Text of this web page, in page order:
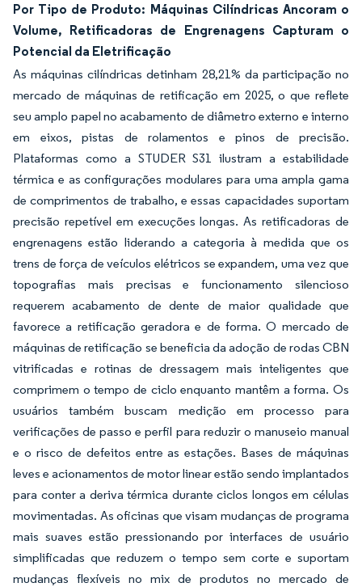
Por Tipo de Produto: Máquinas Cilíndricas Ancoram o
Volume, Retificadoras de Engrenagens Capturam o
Potencial da Eletrificação
As máquinas cilíndricas detinham 28,21% da participação no
mercado de máquinas de retificação em 2025, o que reflete
seu amplo papel no acabamento de diâmetro externo e interno
em eixos, pistas de rolamentos e pinos de precisão.
Plataformas como a STUDER S31 ilustram a estabilidade
térmica e as configurações modulares para uma ampla gama
de comprimentos de trabalho, e essas capacidades suportam
precisão repetível em execuções longas. As retificadoras de
engrenagens estão liderando a categoria à medida que os
trens de força de veículos elétricos se expandem, uma vez que
topografias mais precisas e funcionamento silencioso
requerem acabamento de dente de maior qualidade que
favorece a retificação geradora e de forma. O mercado de
máquinas de retificação se beneficia da adoção de rodas CBN
vitrificadas e rotinas de dressagem mais inteligentes que
comprimem o tempo de ciclo enquanto mantêm a forma. Os
usuários também buscam medição em processo para
verificações de passo e perfil para reduzir o manuseio manual
e o risco de defeitos entre as estações. Bases de máquinas
leves e acionamentos de motor linear estão sendo implantados
para conter a deriva térmica durante ciclos longos em células
movimentadas. As oficinas que visam mudanças de programa
mais suaves estão pressionando por interfaces de usuário
simplificadas que reduzem o tempo sem corte e suportam
mudanças flexíveis no mix de produtos no mercado de